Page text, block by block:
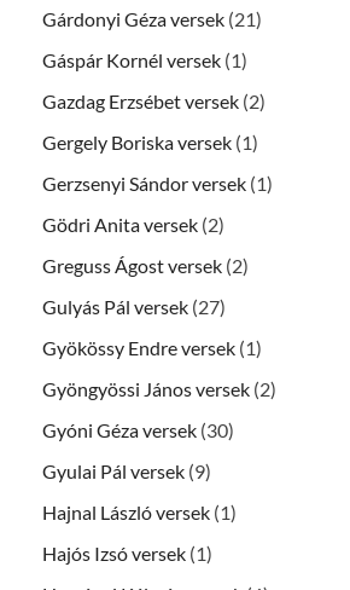
Gárdonyi Géza versek (21)
Gáspár Kornél versek (1)
Gazdag Erzsébet versek (2)
Gergely Boriska versek (1)
Gerzsenyi Sándor versek (1)
Gödri Anita versek (2)
Greguss Ágost versek (2)
Gulyás Pál versek (27)
Gyökössy Endre versek (1)
Gyöngyössi János versek (2)
Gyóni Géza versek (30)
Gyulai Pál versek (9)
Hajnal László versek (1)
Hajós Izsó versek (1)